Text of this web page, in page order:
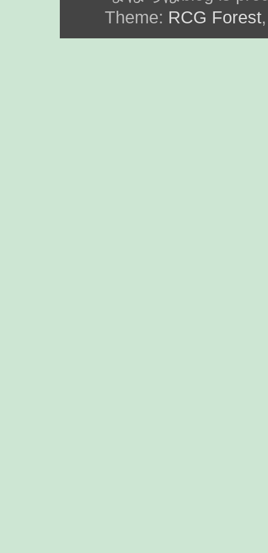
Theme: RCG Forest